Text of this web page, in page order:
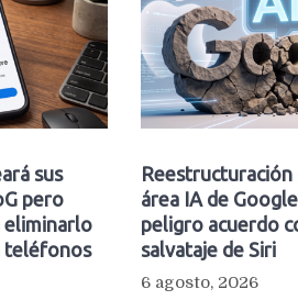
sus
pero
eliminarlo
teléfonos
área IA de
peligro acuerdo
salvataje de Siri
6 agosto, 2026